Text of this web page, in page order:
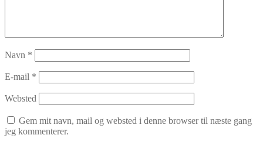
Navn *
E-mail *
Websted
Gem mit navn, mail og websted i denne browser til næste gang
jeg kommenterer.